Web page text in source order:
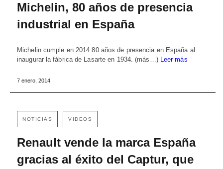
Michelin, 80 años de presencia
industrial en España
Michelin cumple en 2014 80 años de presencia en España al
inaugurar la fábrica de Lasarte en 1934. (más…) Leer más
7 enero, 2014
NOTICIAS VIDEOS
Renault vende la marca España
gracias al éxito del Captur, que